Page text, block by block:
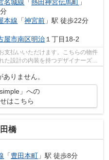
名城線 「熱田神宮伝馬町 」
本線 「神宮前 」駅 徒歩22分
屋市南区明治 １丁目18-2
支払いいただけます。こちらの物件
た設計の内装を持つデザイナーズ。
りません。
」への
はこちら
橋
「豊田本町 」駅 徒歩8分